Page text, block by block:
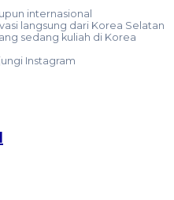
internasional
langsung dari Korea Selatan
sedang kuliah di Korea
Instagram